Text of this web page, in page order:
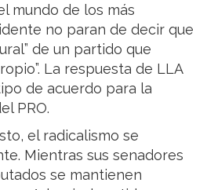
mundo de los más
no paran de decir que
de un partido que
La respuesta de LLA
de acuerdo para la
PRO.
el radicalismo se
Mientras sus senadores
se mantienen